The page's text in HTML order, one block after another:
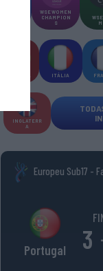
WSE WOMEN
CHAMPION
S
ITÁLIA
INGLATERR
A
Europeu Sub17 -
Portugal 3